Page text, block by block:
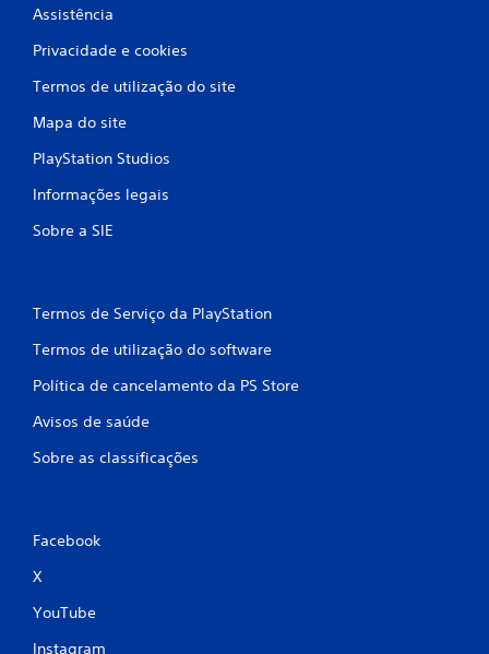
Assistência
Privacidade e cookies
Termos de utilização do site
Mapa do site
PlayStation Studios
Informações legais
Sobre a SIE
Termos de Serviço da PlayStation
Termos de utilização do software
Política de cancelamento da PS Store
Avisos de saúde
Sobre as classificações
Facebook
X
YouTube
Instagram